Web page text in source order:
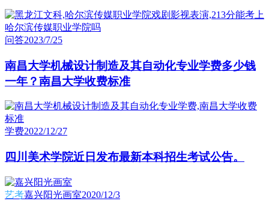
问答2023/7/25
南昌大学机械设计制造及其自动化专业学费多少钱
一年？南昌大学收费标准
学费2022/12/27
四川美术学院近日发布最新本科招生考试公告。
艺考嘉兴阳光画室2020/12/3